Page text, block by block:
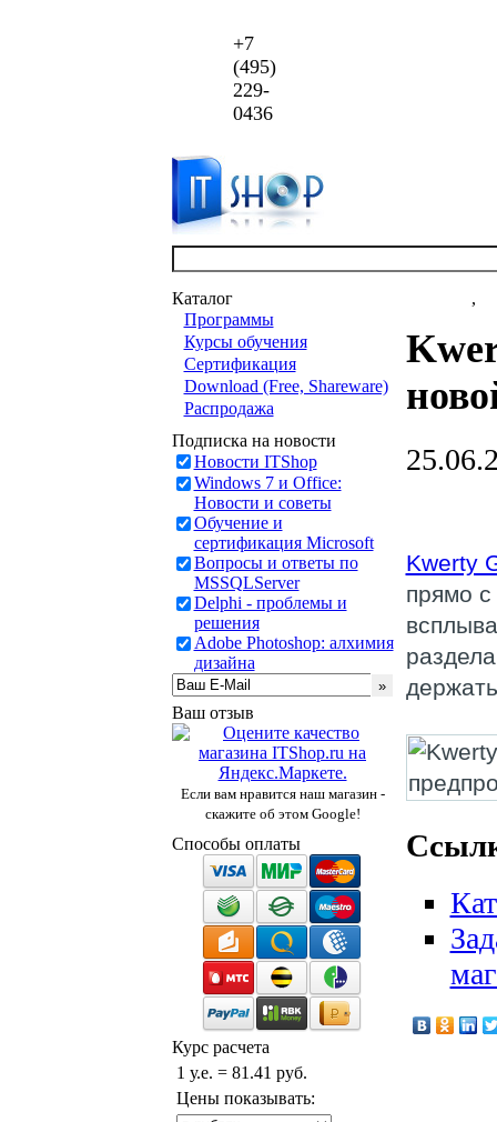
+7
(495)
229-
0436
Каталог
Программы
Курсы обучения
Сертификация
Download (Free, Shareware)
Распродажа
Подписка на новости
Новости ITShop
Windows 7 и Office:
Новости и советы
Обучение и
сертификация Microsoft
Вопросы и ответы по
MSSQLServer
Delphi - проблемы и
решения
Adobe Photoshop: алхимия
дизайна
Ваш отзыв
Если вам нравится наш магазин -
скажите об этом Google!
Способы оплаты
Курс расчета
1 у.е. = 81.41 руб.
Цены показывать:
,
Kwerty
прямо